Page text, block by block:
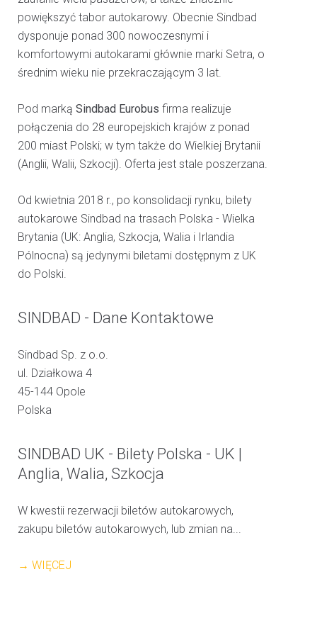
powiększyć tabor autokarowy. Obecnie Sindbad
dysponuje ponad 300 nowoczesnymi i
komfortowymi autokarami głównie marki Setra, o
średnim wieku nie przekraczającym 3 lat.
Pod marką Sindbad Eurobus firma realizuje
połączenia do 28 europejskich krajów z ponad
200 miast Polski; w tym także do Wielkiej Brytanii
(Anglii, Walii, Szkocji). Oferta jest stale poszerzana.
Od kwietnia 2018 r., po konsolidacji rynku, bilety
autokarowe Sindbad na trasach Polska - Wielka
Brytania (UK: Anglia, Szkocja, Walia i Irlandia
Pólnocna) są jedynymi biletami dostępnym z UK
do Polski.
SINDBAD - Dane Kontaktowe
Sindbad Sp. z o.o.
ul. Działkowa 4
45-144 Opole
Polska
SINDBAD UK - Bilety Polska - UK |
Anglia, Walia, Szkocja
W kwestii rezerwacji biletów autokarowych,
zakupu biletów autokarowych, lub zmian na...
→ WIĘCEJ